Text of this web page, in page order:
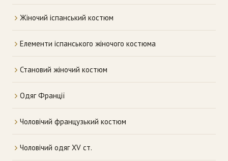
Жіночий іспанський костюм
Елементи іспанського жіночого костюма
Становий жіночий костюм
Одяг Франції
Чоловічий французький костюм
Чоловічий одяг XV ст.